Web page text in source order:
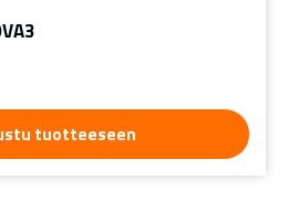
tuotteeseen